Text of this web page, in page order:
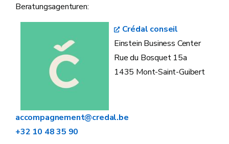
Beratungsagenturen:
Crédal conseil
Einstein Business Center
Rue du Bosquet 15a
1435 Mont-Saint-Guibert
accompagnement@credal.be
+32 10 48 35 90